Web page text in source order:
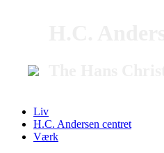
Liv
H.C. Andersen centret
Værk